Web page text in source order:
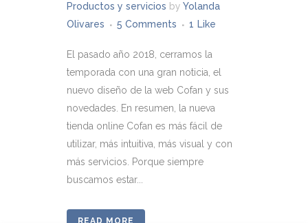
Productos y servicios by Yolanda
Olivares
5 Comments 1 Like
El pasado año 2018, cerramos la
temporada con una gran noticia, el
nuevo diseño de la web Cofan y sus
novedades. En resumen, la nueva
tienda online Cofan es más fácil de
utilizar, más intuitiva, más visual y con
más servicios. Porque siempre
buscamos estar...